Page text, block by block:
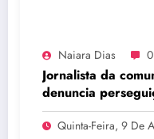
Naiara Dias 0
Jornalista da
denuncia
Quinta-Feira, 9 De